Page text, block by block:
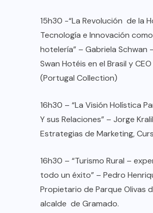
15h30 -“La Revolución de la
Tecnología e Innovación
hotelería” – Gabriela Schwan
Swan Hotéis en el Brasil y
(Portugal Collection)
16h30 – “La Visión Holística
Y sus Relaciones” – Jorge
Estrategias de Marketing,
16h30 – “Turismo Rural –
todo un éxito” – Pedro
Propietario de Parque Olivas
alcalde de Gramado.